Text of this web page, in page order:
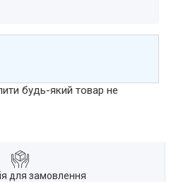
будь-який товар не
для замовлення